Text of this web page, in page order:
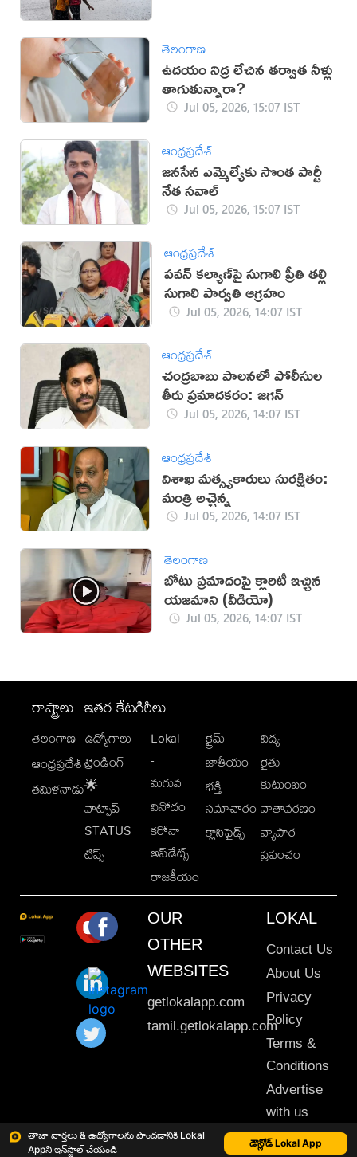
తాజా వార్తలు & ఉద్యోగాలను పొందడానికి Lokal
Appని ఇన్‌స్టాల్ చేయండి
డౌన్లోడ్ Lokal App
తెలంగాణ
ఉదయం నిద్ర లేచిన తర్వాత నీళ్లు
తాగుతున్నారా?
Jul 05, 2026, 15:07 IST
ఆంధ్రప్రదేశ్
జనసేన ఎమ్మెల్యేకు సొంత పార్టీ
నేత సవాల్
Jul 05, 2026, 15:07 IST
ఆంధ్రప్రదేశ్
పవన్ కల్యాణ్‌పై సుగాలి ప్రీతి తల్లి
సుగాలి పార్వతి ఆగ్రహం
Jul 05, 2026, 14:07 IST
ఆంధ్రప్రదేశ్
చంద్రబాబు పాలనలో పోలీసుల
తీరు ప్రమాదకరం: జగన్
Jul 05, 2026, 14:07 IST
ఆంధ్రప్రదేశ్
విశాఖ మత్స్యకారులు సురక్షితం:
మంత్రి అచ్చెన్న
Jul 05, 2026, 14:07 IST
తెలంగాణ
బోటు ప్రమాదంపై క్లారిటీ ఇచ్చిన
యజమాని (వీడియో)
Jul 05, 2026, 14:07 IST
రాష్ట్రాలు
తెలంగాణ
ఆంధ్రప్రదేశ్
తమిళనాడు
ఇతర కేటగిరీలు
ఉద్యోగాలు
ట్రెండింగ్
🌟
వాట్సాప్
STATUS
టిప్స్
Lokal
-
మగువ
వినోదం
కరోనా
అప్‌డేట్స్
రాజకీయం
క్రైమ్
జాతీయం
భక్తి
సమాచారం
క్లాసిఫైడ్స్
విద్య
రైతు
కుటుంబం
వాతావరణం
వ్యాపార
ప్రపంచం
OUR
OTHER
WEBSITES
getlokalapp.com
tamil.getlokalapp.com
LOKAL
Contact Us
About Us
Privacy
Policy
Terms &
Conditions
Advertise
with us
Sitemap
This material may not be published, transmitted, rewritten or redistributed. © 2020 Lokal App. All rights reserved.